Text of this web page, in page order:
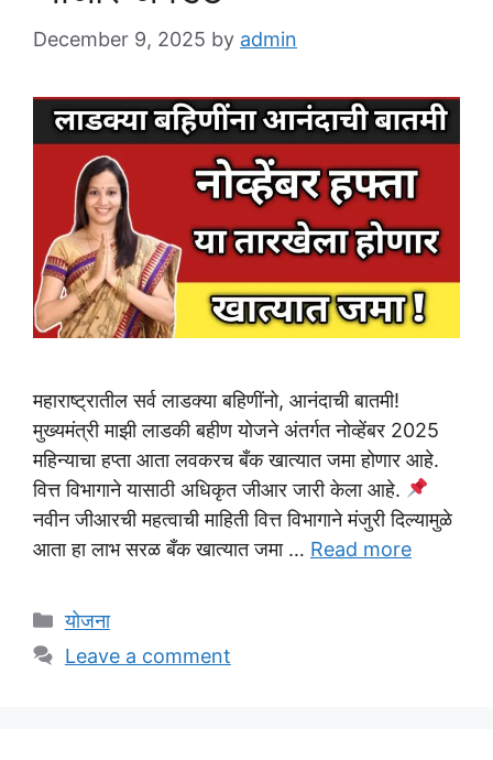
December 9, 2025 by admin
महाराष्ट्रातील सर्व लाडक्या बहिणींनो, आनंदाची बातमी!
मुख्यमंत्री माझी लाडकी बहीण योजने अंतर्गत नोव्हेंबर 2025
महिन्याचा हप्ता आता लवकरच बँक खात्यात जमा होणार आहे.
वित्त विभागाने यासाठी अधिकृत जीआर जारी केला आहे.
नवीन जीआरची महत्वाची माहिती वित्त विभागाने मंजुरी दिल्यामुळे
आता हा लाभ सरळ बँक खात्यात जमा … Read more
Categories
योजना
Leave a comment